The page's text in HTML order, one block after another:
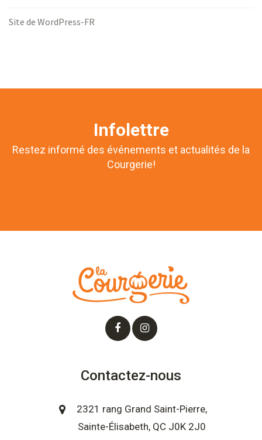
Site de WordPress-FR
Infolettre
Restez informé des événements et actualités de la
Courgerie!
Contactez-nous
2321 rang Grand Saint-Pierre,
Sainte-Élisabeth, QC J0K 2J0